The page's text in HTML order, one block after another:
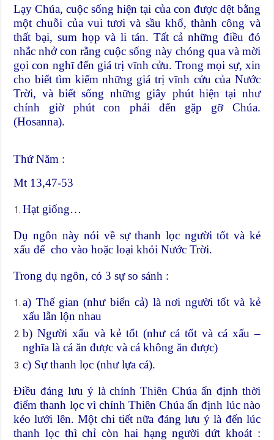
Lạy Chúa, cuộc sống hiện tại của con được dệt bằng
một chuỗi của vui tươi và sầu khổ, thành công và
thất bại, sum họp và li tán. Tất cả những điều đó
nhắc nhở con rằng cuộc sống này chóng qua và mời
gọi con nghĩ đến giá trị vĩnh cửu. Trong mọi sự, xin
cho biết tìm kiếm những giá trị vĩnh cửu của Nước
Trời, và biết sống những giây phút hiện tại như
chính giờ phút con phải đến gặp gỡ Chúa.
(Hosanna).
Thứ Năm :
Mt 13,47-53
Hạt giống…
Dụ ngôn này nói về sự thanh lọc người tốt và kẻ
xấu để cho vào hoặc loại khỏi Nước Trời.
Trong dụ ngôn, có 3 sự so sánh :
a) Thế gian (như biển cả) là nơi người tốt và kẻ
xấu lẫn lộn nhau
b) Người xấu và kẻ tốt (như cá tốt và cá xấu –
nghĩa là cá ăn được và cá không ăn được)
c) Sự thanh lọc (như lựa cá).
Điều đáng lưu ý là chính Thiên Chúa ấn định thời
điểm thanh lọc vì chính Thiên Chúa ấn định lúc nào
kéo lưới lên. Một chi tiết nữa đáng lưu ý là đến lúc
thanh lọc thì chỉ còn hai hạng người dứt khoát :